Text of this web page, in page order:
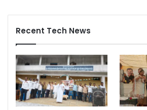
Recent Tech News